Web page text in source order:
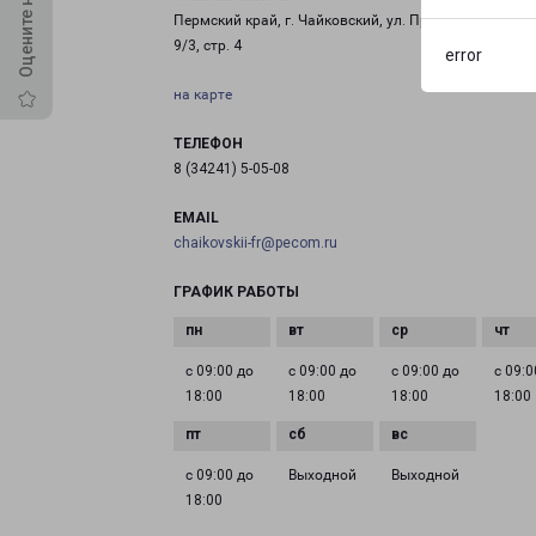
error
Пермский край, г. Чайковский, ул. Промышленная,
9/3, стр. 4
на карте
ТЕЛЕФОН
8 (34241) 5-05-08
EMAIL
chaikovskii-fr@pecom.ru
ГРАФИК РАБОТЫ
с 09:00 до
18:00
с 09:00 до
18:00
с 09:00 до
18:00
с
18:00
с 09:00 до
18:00
Выходной Выходной